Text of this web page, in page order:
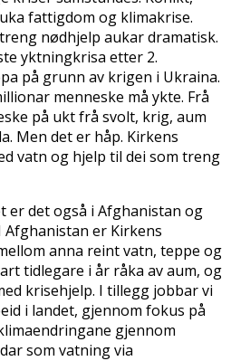
fattigdom og klimakrise.
nødhjelp aukar dramatisk.
flyktningkrisa etter 2.
på grunn av krigen i Ukraina.
menneske må flykte. Frå
på flukt frå svolt, krig, flaum
Men det er håp. Kirkens
vatn og hjelp til dei som treng
er det også i Afghanistan og
Afghanistan er Kirkens
anna reint vatn, teppe og
tidlegare i år råka av flaum, og
krisehjelp. I tillegg jobbar vi
i landet, gjennom fokus på
gjennom
som vatning via